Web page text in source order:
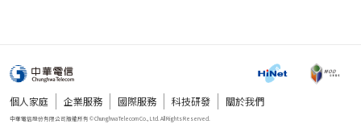
個人家庭 企業服務 國際服務 科技研發 關於我們